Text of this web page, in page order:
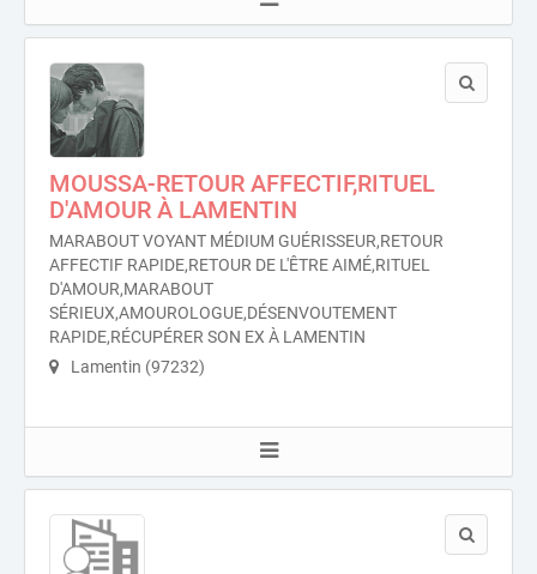
MOUSSA-RETOUR AFFECTIF,RITUEL
D'AMOUR À LAMENTIN
MARABOUT VOYANT MÉDIUM GUÉRISSEUR,RETOUR
AFFECTIF RAPIDE,RETOUR DE L'ÊTRE AIMÉ,RITUEL
D'AMOUR,MARABOUT
SÉRIEUX,AMOUROLOGUE,DÉSENVOUTEMENT
RAPIDE,RÉCUPÉRER SON EX À LAMENTIN
Lamentin (97232)